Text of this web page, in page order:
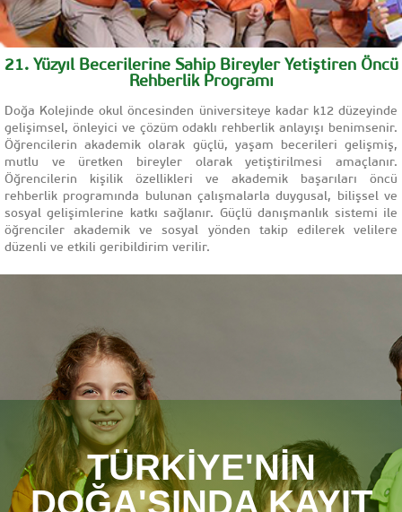
21. Yüzyıl Becerilerine Sahip Bireyler Yetiştiren Öncü
Rehberlik Programı
Doğa Kolejinde okul öncesinden üniversiteye kadar k12 düzeyinde
gelişimsel, önleyici ve çözüm odaklı rehberlik anlayışı benimsenir.
Öğrencilerin akademik olarak güçlü, yaşam becerileri gelişmiş,
mutlu ve üretken bireyler olarak yetiştirilmesi amaçlanır.
Öğrencilerin kişilik özellikleri ve akademik başarıları öncü
rehberlik programında bulunan çalışmalarla duygusal, bilişsel ve
sosyal gelişimlerine katkı sağlanır. Güçlü danışmanlık sistemi ile
öğrenciler akademik ve sosyal yönden takip edilerek velilere
düzenli ve etkili geribildirim verilir.
TÜRKİYE'NİN
DOĞA'SINDA KAYIT